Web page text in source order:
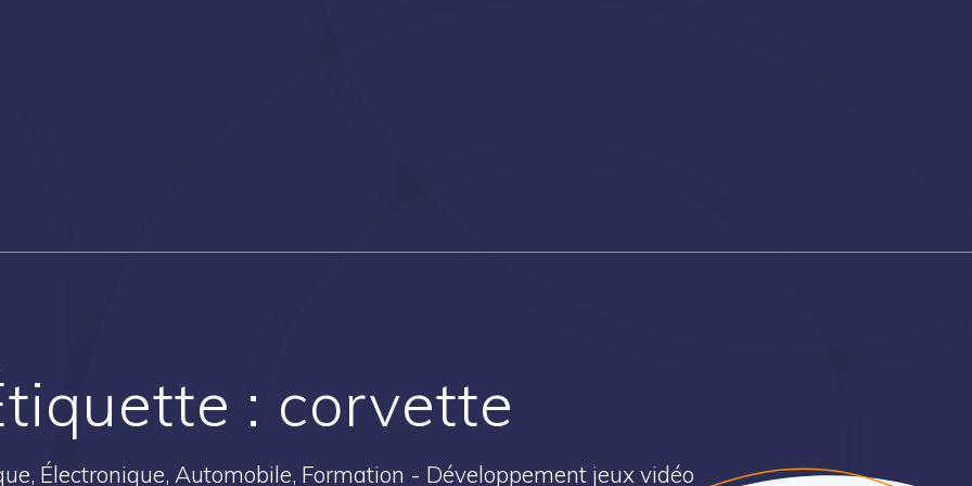
: corvette
Électronique, Automobile, Formation - Développement jeux vidéo